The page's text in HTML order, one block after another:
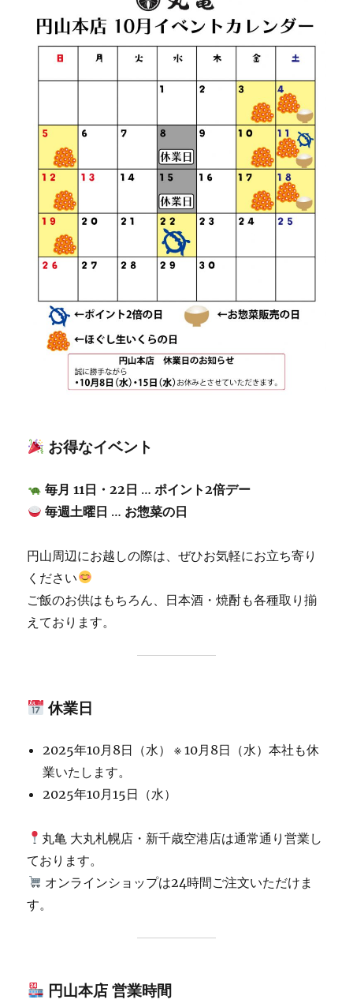
お得なイベント
毎月 11日・22日 … ポイント2倍デー
毎週土曜日 … お惣菜の日
円山周辺にお越しの際は、ぜひお気軽にお立ち寄り
ください
ご飯のお供はもちろん、日本酒・焼酎も各種取り揃
えております。
休業日
2025年10月8日（水） ※ 10月8日（水）本社も休
業いたします。
2025年10月15日（水）
丸亀 大丸札幌店・新千歳空港店は通常通り営業し
ております。
オンラインショップは24時間ご注文いただけま
す。
円山本店 営業時間